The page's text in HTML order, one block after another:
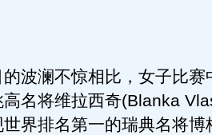
澜不惊相比，女子比赛
高名将维拉西奇(Blanka
界排名第一的瑞典名将博